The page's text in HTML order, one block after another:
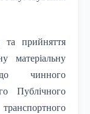
та прийняття
матеріальну
до чинного
Публічного